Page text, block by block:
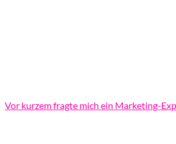
Vor kurzem fragte mich ein Marketing-